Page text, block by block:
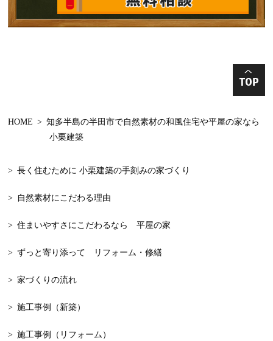
2024年7月
2024年3月
2024年1月
2023年12月
2023年11月
2023年10月
2023年9月
増改築
収納棚
減築
木の家
和モダン
一戸建て
新築
漆喰
HOME
知多半島の半田市で自然素材の和風住宅や平屋の家なら
小栗建築
長く住むために 小栗建築の手刻みの家づくり
自然素材にこだわる理由
住まいやすさにこだわるなら 平屋の家
ずっと寄り添って リフォーム・修繕
家づくりの流れ
施工事例（新築）
施工事例（リフォーム）